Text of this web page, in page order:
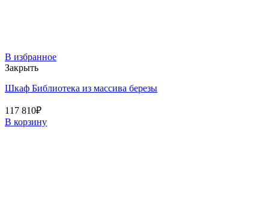
В избранное
Закрыть
Шкаф Библиотека из массива березы
117 810₽
В корзину